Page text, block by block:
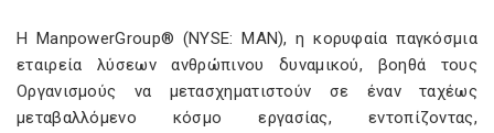
Η ManpowerGroup® (NYSE: MAN), η κορυφαία παγκόσμια
εταιρεία λύσεων ανθρώπινου δυναμικού, βοηθά τους
Οργανισμούς να μετασχηματιστούν σε έναν ταχέως
μεταβαλλόμενο κόσμο εργασίας, εντοπίζοντας,